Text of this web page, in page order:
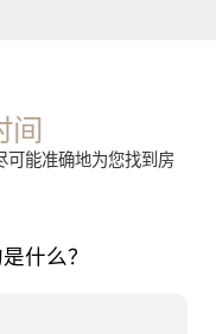
间
可能准确地为您找到房
什么？